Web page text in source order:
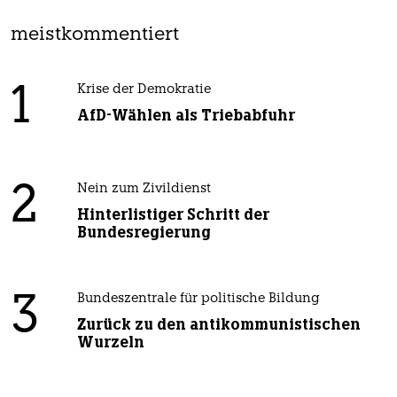
meistkommentiert
1 Krise der Demokratie
AfD-Wählen als Triebabfuhr
2 Nein zum Zivildienst
Hinterlistiger Schritt der
Bundesregierung
3 Bundeszentrale für politische Bildung
Zurück zu den antikommunistischen
Wurzeln